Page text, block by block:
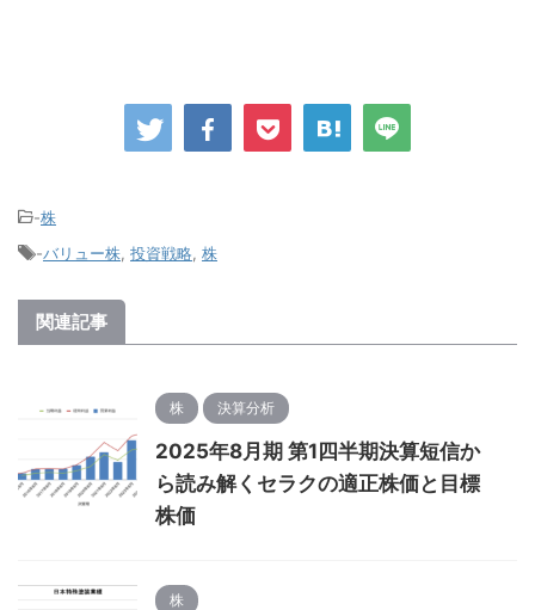
-株
-バリュー株 投資戦略 株
関連記事
株 決算分析
2025年8月期 第1四半期決算短信か
ら読み解くセラクの適正株価と目標
株価
株